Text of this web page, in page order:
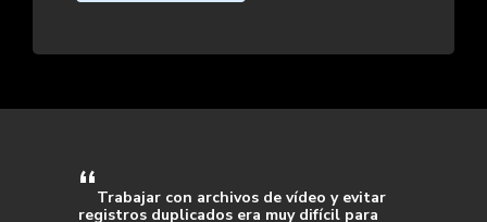
Trabajar con archivos de vídeo y evitar
registros duplicados era muy difícil para